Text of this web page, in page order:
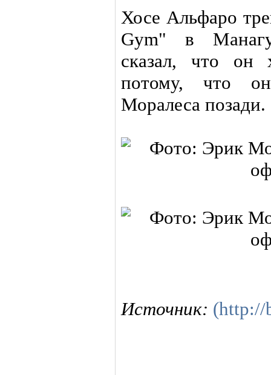
Хосе Альфаро
Gym" в
сказал, что он
потому, что
Моралеса позади.
Источник: (http://